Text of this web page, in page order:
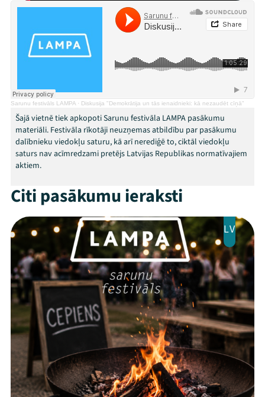
Festivāls
Programma
Arhīvs
Jaunumi
Ziedo
Kontakti
ThreadsFacebookYoutube
X Instagram
Flick TikTok
Sarunu festivāls LAMPA · Diskusija "Demokrātija un tās ienaidnieki: kā nezaudēt cīņā"
Šajā vietnē tiek apkopoti Sarunu festivāla LAMPA pasākumu
materiāli. Festivāla rīkotāji neuzņemas atbildību par pasākumu
dalībnieku viedokļu saturu, kā arī nerediģē to, ciktāl viedokļu
saturs nav acīmredzami pretējs Latvijas Republikas normatīvajiem
aktiem.
Citi pasākumu ieraksti
LV